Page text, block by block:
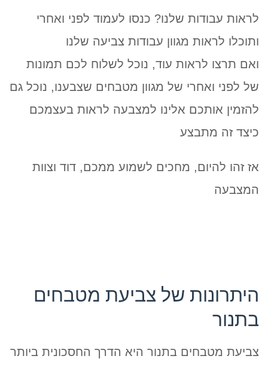
לראות עבודות שלנו? כנסו לעמוד לפני ואחרי
ותוכלו לראות מגוון עבודות צביעה שלנו
ואם תרצו לראות עוד, נוכל לשלוח לכם תמונות
של לפני ואחרי של מגוון מטבחים שצבענו, נוכל גם
להזמין אותכם אלינו למצבעה לראות בעצמכם
כיצד זה מתבצע
אז זהו להיום, מחכים לשמוע ממכם, דוד וצוות
המצבעה
היתרונות של צביעת מטבחים
בתנור
צביעת מטבחים בתנור היא הדרך החסכונית ביותר